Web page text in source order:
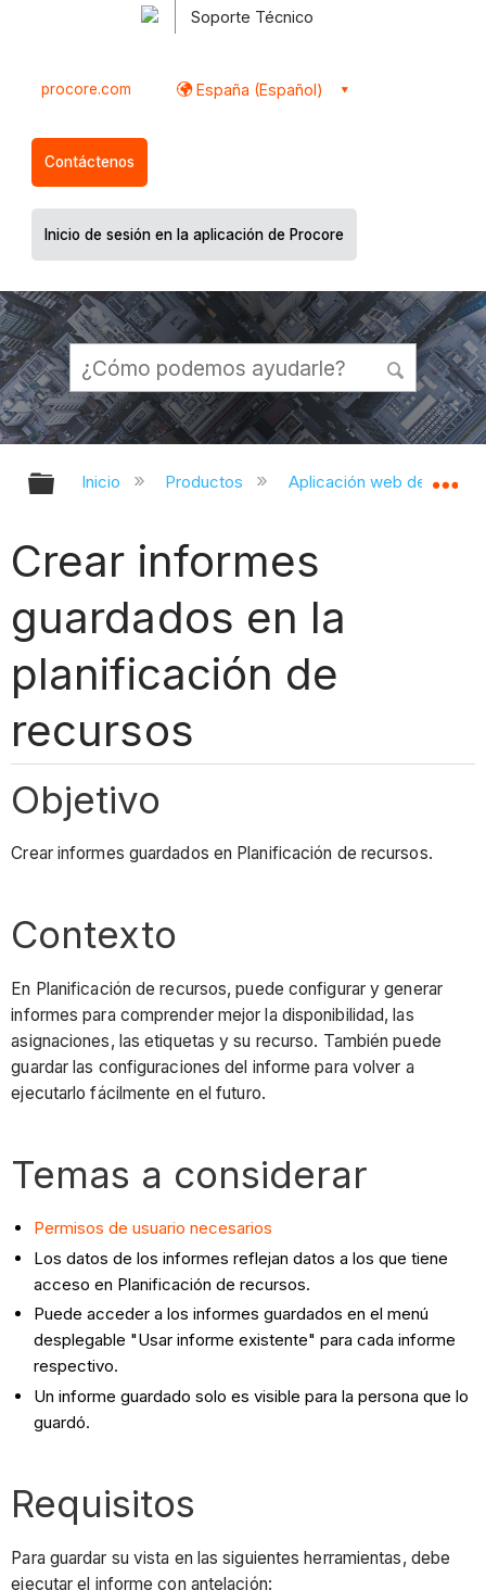
Soporte Técnico
procore.com España (Español)
Contáctenos
Inicio de sesión en la aplicación de Procore
Expandir/contraer jerarquía global
Inicio Productos Aplicación web de
Crear informes
guardados en la
planificación de
recursos
Objetivo
Crear informes guardados en Planificación de recursos.
Contexto
En Planificación de recursos, puede configurar y generar
informes para comprender mejor la disponibilidad, las
asignaciones, las etiquetas y su recurso. También puede
guardar las configuraciones del informe para volver a
ejecutarlo fácilmente en el futuro.
Temas a considerar
Permisos de usuario necesarios
Los datos de los informes reflejan datos a los que tiene
acceso en Planificación de recursos.
Puede acceder a los informes guardados en el menú
desplegable "Usar informe existente" para cada informe
respectivo.
Un informe guardado solo es visible para la persona que lo
guardó.
Requisitos
Para guardar su vista en las siguientes herramientas, debe
ejecutar el informe con antelación: